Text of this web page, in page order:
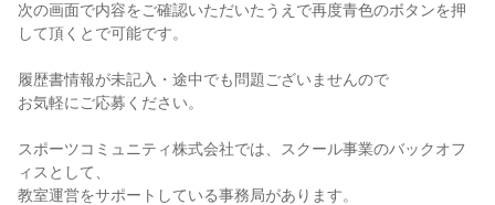
次の画面で内容をご確認いただいたうえで再度青色のボタンを押
して頂くとで可能です。
履歴書情報が未記入・途中でも問題ございませんので
お気軽にご応募ください。
スポーツコミュニティ株式会社では、スクール事業のバックオフ
ィスとして、
教室運営をサポートしている事務局があります。